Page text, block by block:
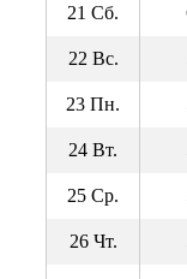
21 Сб.
22 Вс.
23 Пн.
24 Вт.
25 Ср.
26 Чт.